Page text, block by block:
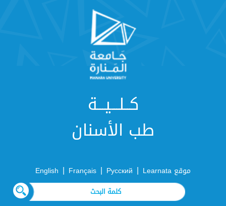
كــلـــيـــة
طب الأسنان
موقع Learnata |
Русский
|
Français
|
English